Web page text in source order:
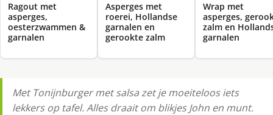
Ragout met
asperges,
oesterzwammen &
garnalen
Asperges met
roerei, Hollandse
garnalen en
gerookte zalm
Wrap met
asperges,
zalm en
garnalen
Met Tonijnburger met salsa zet je moeiteloos iets
lekkers op tafel. Alles draait om blikjes John en munt.